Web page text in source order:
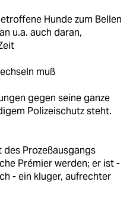
Hunde zum Bellen
u.a. auch daran,
muß
gegen seine ganze
Polizeischutz steht.
Prozeßausgangs
Prémier werden; er ist -
- ein kluger, aufrechter